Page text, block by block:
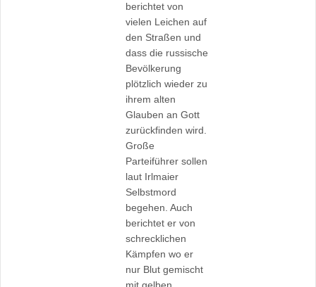
berichtet von
vielen Leichen auf
den Straßen und
dass die russische
Bevölkerung
plötzlich wieder zu
ihrem alten
Glauben an Gott
zurückfinden wird.
Große
Parteiführer sollen
laut Irlmaier
Selbstmord
begehen. Auch
berichtet er von
schrecklichen
Kämpfen wo er
nur Blut gemischt